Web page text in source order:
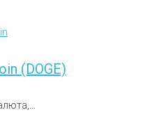
(DOGE)